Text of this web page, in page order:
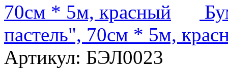
пастель", 70см * 5м,
Артикул: БЭЛ0023